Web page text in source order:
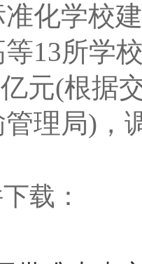
准化学校
等13所学
亿元(根据
管理局)，
载：